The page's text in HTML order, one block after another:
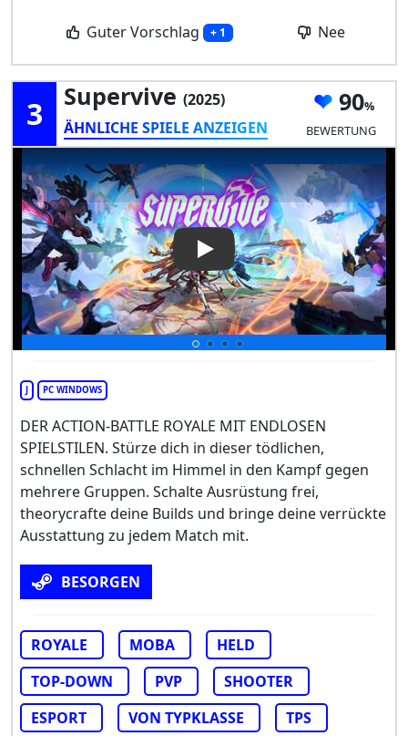
Guter Vorschlag + 1 Nee
3 Supervive (2025)
ÄHNLICHE SPIELE ANZEIGEN
90
BEWERTUNG
Play Video: Supervive
J PC WINDOWS
DER ACTION-BATTLE ROYALE MIT ENDLOSEN
SPIELSTILEN. Stürze dich in dieser tödlichen,
schnellen Schlacht im Himmel in den Kampf gegen
mehrere Gruppen. Schalte Ausrüstung frei,
theorycrafte deine Builds und bringe deine verrückte
Ausstattung zu jedem Match mit.
BESORGEN
ROYALE MOBA
HELD
TOP-DOWN
PVP
SHOOTER
ESPORT
VON TYPKLASSE TPS